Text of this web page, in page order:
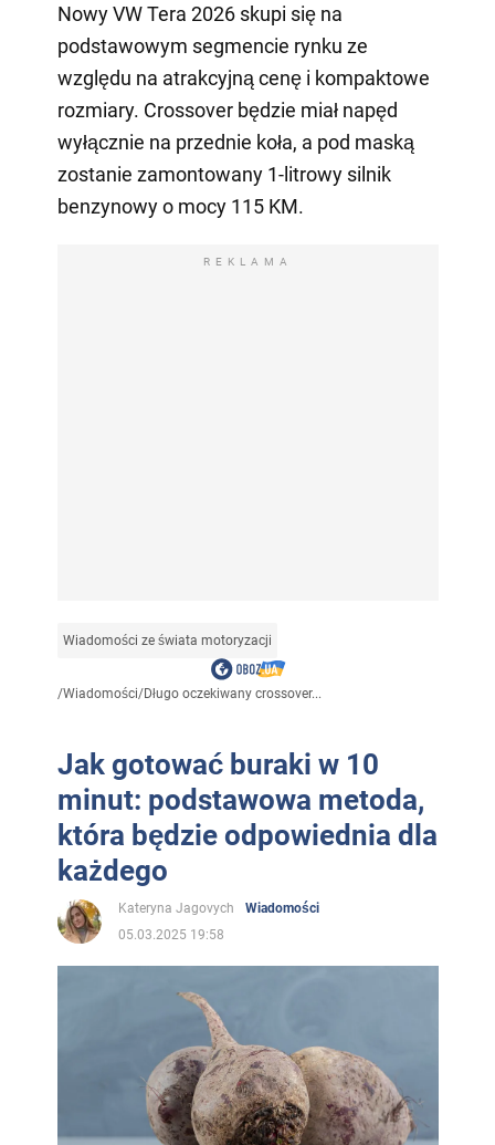
Nowy VW Tera 2026 skupi się na
podstawowym segmencie rynku ze
względu na atrakcyjną cenę i kompaktowe
rozmiary. Crossover będzie miał napęd
wyłącznie na przednie koła, a pod maską
zostanie zamontowany 1-litrowy silnik
benzynowy o mocy 115 KM.
REKLAMA
Wiadomości ze świata motoryzacji
/Wiadomości/Długo oczekiwany crossover...
Jak gotować buraki w 10
minut: podstawowa metoda,
która będzie odpowiednia dla
każdego
Kateryna Jagovych
Wiadomości
05.03.2025 19:58